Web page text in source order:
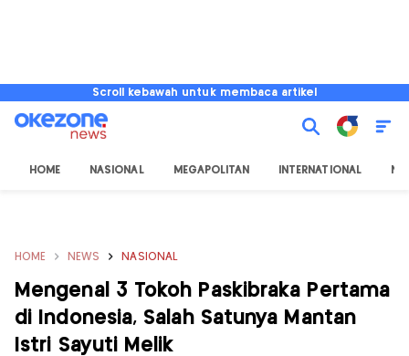
Scroll kebawah untuk membaca artikel
HOME NASIONAL MEGAPOLITAN INTERNATIONAL
HOME NEWS NASIONAL
Mengenal 3 Tokoh Paskibraka Pertama
di Indonesia, Salah Satunya Mantan
Istri Sayuti Melik